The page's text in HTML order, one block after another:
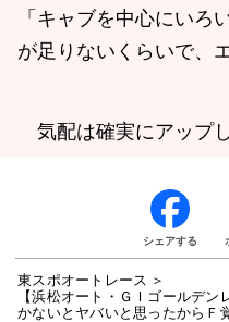
「キャブを中心にいろ
が足りないくらいで、
気配は確実にアップし
シェアする
東スポオートレース
【浜松オート・ＧＩゴールデ
かないとヤバいと思ったからＦ